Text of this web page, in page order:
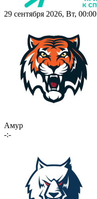
29 сентября 2026, Вт, 00:00
Амур
-:-